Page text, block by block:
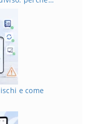
e come